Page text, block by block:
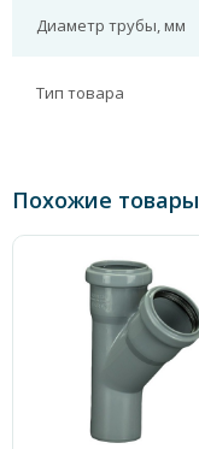
Диаметр трубы, мм
Тип товара
Похожие товары